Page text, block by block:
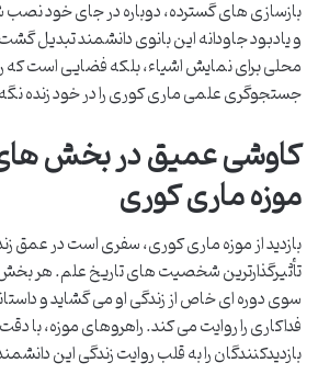
بازسازی های گسترده، دوباره در جای خود نصب
و یادبود جاودانه این بانوی دانشمند تبدیل
محلی برای نمایش اشیاء، بلکه فضایی است که
جستجوگری علمی ماری کوری را در خود زنده
کاوشی عمیق در بخش
موزه ماری کوری
بازدید از موزه ماری کوری، سفری است در عمق
تأثیرگذارترین شخصیت های تاریخ علم. هر بخش
سوی دوره ای خاص از زندگی او می گشاید و
فداکاری را روایت می کند. راهروهای موزه، با
بازدیدکنندگان را به قلب روایت زندگی این